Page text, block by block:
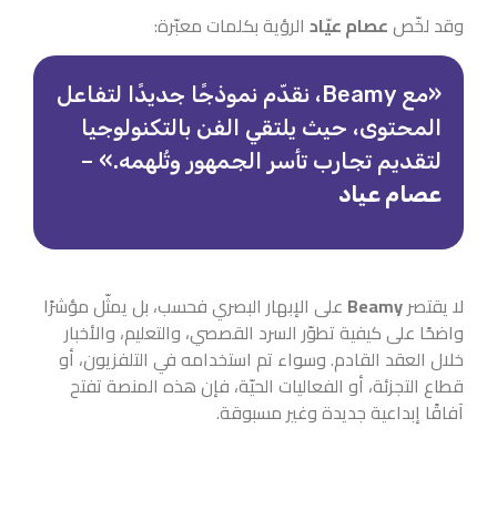
وقد لخّصعصام عيّاد الرؤية بكلمات معبّرة:
«مع Beamy، نقدّم نموذجًا جديدًا لتفاعل
المحتوى، حيث يلتقي الفن بالتكنولوجيا
لتقديم تجارب تأسر الجمهور وتُلهمه.» –
عصام عياد
لا يقتصرBeamy على الإبهار البصري فحسب، بل يمثّل مؤشرًا
واضحًا على كيفية تطوّر السرد القصصي، والتعليم، والأخبار
خلال العقد القادم. وسواء تم استخدامه في التلفزيون، أو
قطاع التجزئة، أو الفعاليات الحيّة، فإن هذه المنصة تفتح
آفاقًا إبداعية جديدة وغير مسبوقة.